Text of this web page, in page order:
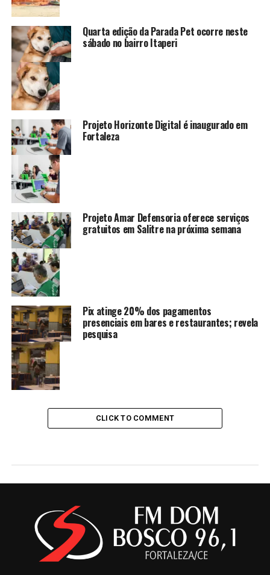
Quarta edição da Parada Pet ocorre neste
sábado no bairro Itaperi
Projeto Horizonte Digital é inaugurado em
Fortaleza
Projeto Amar Defensoria oferece serviços
gratuitos em Salitre na próxima semana
Pix atinge 20% dos pagamentos
presenciais em bares e restaurantes; revela
pesquisa
CLICK TO COMMENT